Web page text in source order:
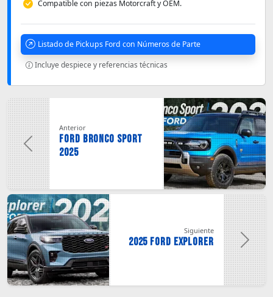
Compatible con piezas Motorcraft y OEM.
Listado de Pickups Ford con Números de Parte
Incluye despiece y referencias técnicas
Vehículos Relacionados
Anterior
FORD Bronco Sport
2025
Siguiente
2025 FORD Explorer